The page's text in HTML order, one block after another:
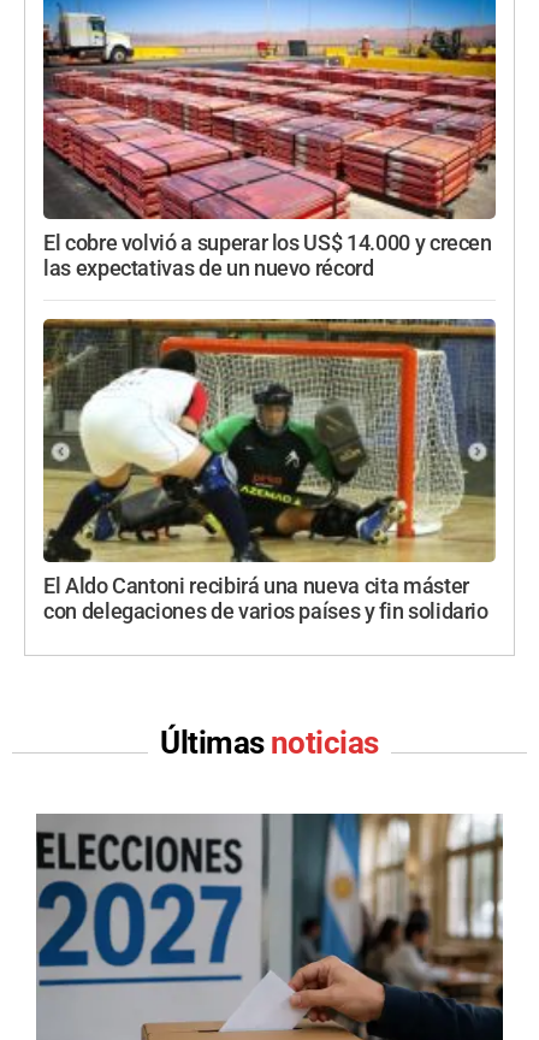
El cobre volvió a superar los US$ 14.000 y crecen
las expectativas de un nuevo récord
El Aldo Cantoni recibirá una nueva cita máster
con delegaciones de varios países y fin solidario
Últimas noticias